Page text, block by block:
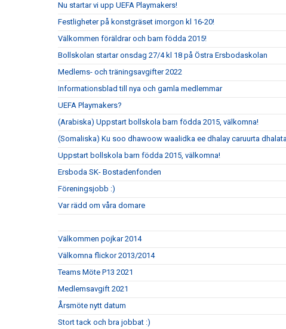
Nu startar vi upp UEFA Playmakers!
Festligheter på konstgräset imorgon kl 16-20!
Välkommen föräldrar och barn födda 2015!
Bollskolan startar onsdag 27/4 kl 18 på Östra Ersbodaskolan
Medlems- och träningsavgifter 2022
Informationsblad till nya och gamla medlemmar
UEFA Playmakers?
(Arabiska) Uppstart bollskola barn födda 2015, välkomna!
(Somaliska) Ku soo dhawoow waalidka ee dhalay caruurta
Uppstart bollskola barn födda 2015, välkomna!
Ersboda SK- Bostadenfonden
Föreningsjobb :)
Var rädd om våra domare
Välkommen pojkar 2014
Välkomna flickor 2013/2014
Teams Möte P13 2021
Medlemsavgift 2021
Årsmöte nytt datum
Stort tack och bra jobbat :)